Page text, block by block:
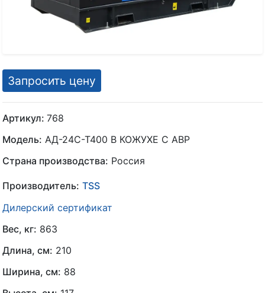
Запросить цену
Артикул: 768
Модель: АД-24С-Т400 В КОЖУХЕ С АВР
Страна производства: Россия
Производитель: TSS
Дилерский сертификат
Вес, кг: 863
Длина, см: 210
Ширина, см: 88